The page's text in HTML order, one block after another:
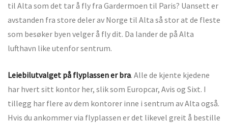
til Alta som det tar å fly fra Gardermoen til Paris? Uansett er
avstanden fra store deler av Norge til Alta så stor at de fleste
som besøker byen velger å fly dit. Da lander de på Alta
lufthavn like utenfor sentrum.
Leiebilutvalget på flyplassen er bra. Alle de kjente kjedene
har hvert sitt kontor her, slik som Europcar, Avis og Sixt. I
tillegg har flere av dem kontorer inne i sentrum av Alta også.
Hvis du ankommer via flyplassen er det likevel greit å bestille